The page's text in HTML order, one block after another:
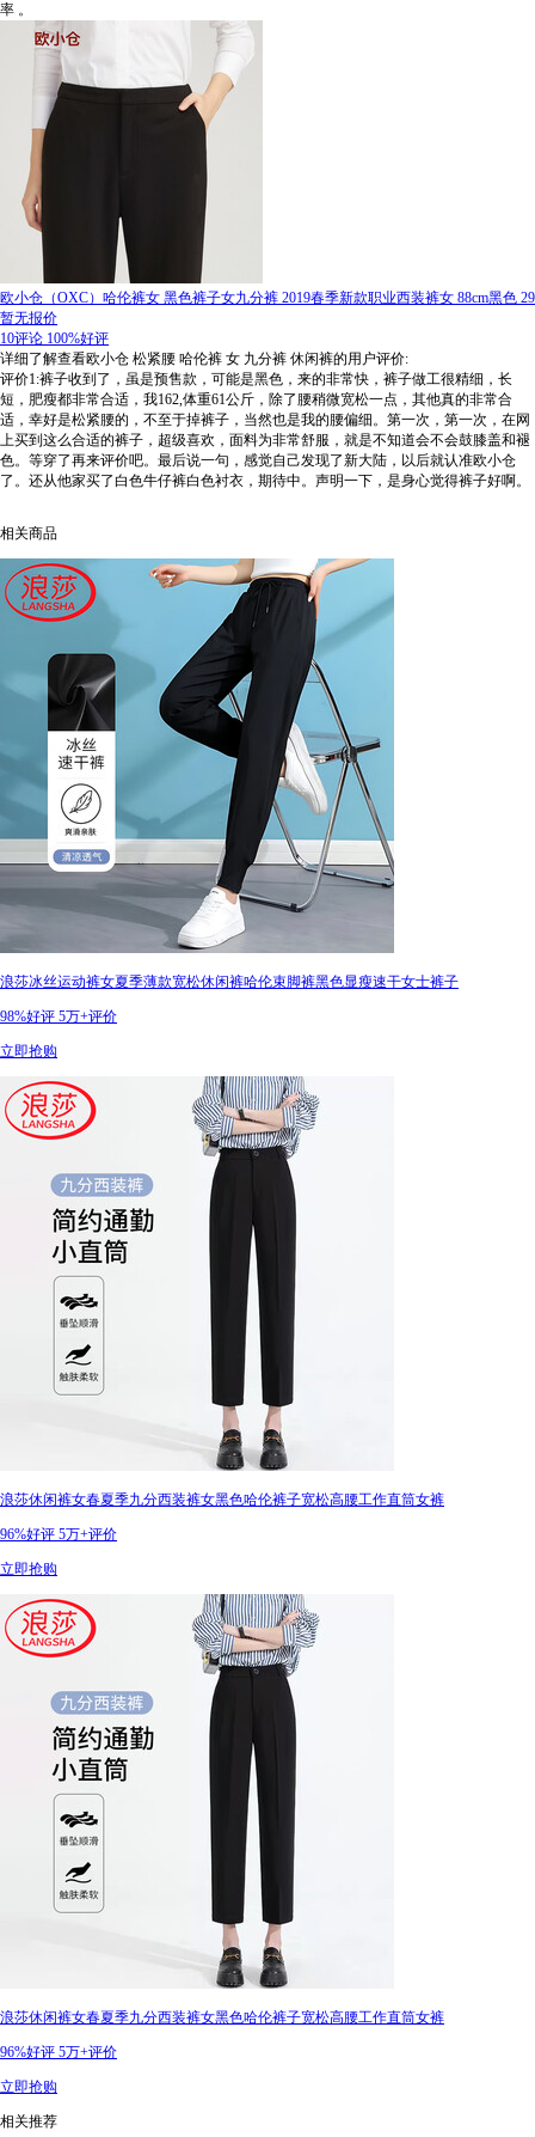
率 。
欧小仓（OXC）哈伦裤女 黑色裤子女九分裤 2019春季新款职业西装裤女 88cm黑色 29
暂无报价
10评论 100%好评
详细了解查看欧小仓 松紧腰 哈伦裤 女 九分裤 休闲裤的用户评价:
评价1:裤子收到了，虽是预售款，可能是黑色，来的非常快，裤子做工很精细，长
短，肥瘦都非常合适，我162,体重61公斤，除了腰稍微宽松一点，其他真的非常合
适，幸好是松紧腰的，不至于掉裤子，当然也是我的腰偏细。第一次，第一次，在网
上买到这么合适的裤子，超级喜欢，面料为非常舒服，就是不知道会不会鼓膝盖和褪
色。等穿了再来评价吧。最后说一句，感觉自己发现了新大陆，以后就认准欧小仓
了。还从他家买了白色牛仔裤白色衬衣，期待中。声明一下，是身心觉得裤子好啊。
相关商品
浪莎冰丝运动裤女夏季薄款宽松休闲裤哈伦束脚裤黑色显瘦速干女士裤子
98%好评 5万+评价
立即抢购
浪莎休闲裤女春夏季九分西装裤女黑色哈伦裤子宽松高腰工作直筒女裤
96%好评 5万+评价
立即抢购
浪莎休闲裤女春夏季九分西装裤女黑色哈伦裤子宽松高腰工作直筒女裤
96%好评 5万+评价
立即抢购
相关推荐